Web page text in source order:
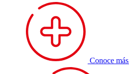
Conoce más